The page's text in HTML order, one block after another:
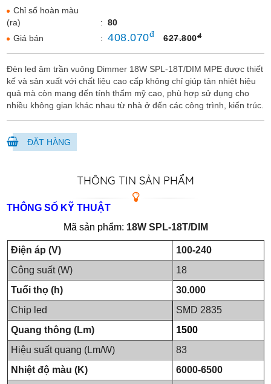
Chỉ số hoàn màu
(ra)
: 80
Giá bán
:408.070đ 627.800đ
Đèn led âm trần vuông Dimmer 18W SPL-18T/DIM MPE được thiết
kế và sản xuất với chất liệu cao cấp không chỉ giúp tản nhiệt hiệu
quả mà còn mang đến tính thẩm mỹ cao, phù hợp sử dụng cho
nhiều không gian khác nhau từ nhà ở đến các công trình, kiến trúc.
ĐẶT HÀNG
THÔNG TIN SẢN PHẨM
THÔNG SỐ KỸ THUẬT
Mã sản phẩm: 18W SPL-18T/DIM
Điện áp (V)
100-240
Công suất (W)
18
Tuổi thọ (h)
30.000
Chip led
SMD 2835
Quang thông (Lm)
1500
Hiệu suất quang (Lm/W)
83
Nhiệt độ màu (K)
6000-6500